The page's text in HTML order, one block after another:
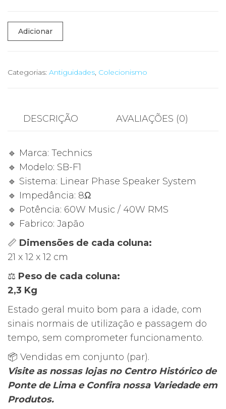
Quantidade
de
Colunas
Linear
Phase
–
Par
Original
Adicionar
Categorias: Antiguidades, Colecionismo
DESCRIÇÃO AVALIAÇÕES (0)
🔹 Marca: Technics
🔹 Modelo: SB-F1
🔹 Sistema: Linear Phase Speaker System
🔹 Impedância: 8Ω
🔹 Potência: 60W Music / 40W RMS
🔹 Fabrico: Japão
📏 Dimensões de cada coluna:
21 x 12 x 12 cm
⚖ Peso de cada coluna:
2,3 Kg
Estado geral muito bom para a idade, com
sinais normais de utilização e passagem do
tempo, sem comprometer funcionamento.
📦 Vendidas em conjunto (par).
Visite as nossas lojas no Centro Histórico de
Ponte de Lima e Confira nossa Variedade em
Produtos.